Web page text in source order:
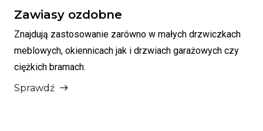
Zawiasy ozdobne
Znajdują zastosowanie zarówno w małych drzwiczkach
meblowych, okiennicach jak i drzwiach garażowych czy
ciężkich bramach.
Sprawdź east